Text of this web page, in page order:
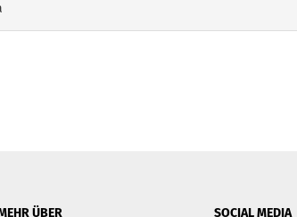
ÜBER
SOCIAL MEDIA